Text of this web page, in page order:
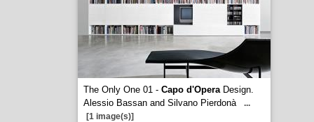
The Only One 01 - Capo d'OperaDesign.
Alessio Bassan and Silvano Pierdonà
...
[1 image(s)]